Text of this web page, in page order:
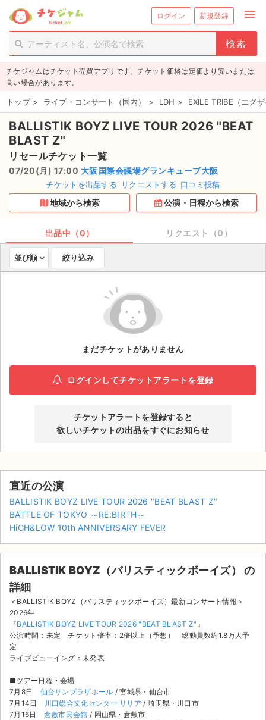
ログイン 新規登録 menu
person_add 新規会員登録
チケットを探す
新着チケット
値下げしたチケット
都道府県からチケットを探す
もうすぐ開催のチケット
チケットのリクエスト一覧
取扱チケット
ライブ・コンサート（国内）
ライブ・コンサート（海外）
演劇・ミュージカル
ご利用ガイド
ご利用ガイド
手数料・お支払い方法
よくある質問
お知らせ
チケジャムはチケット売買アプリです。チケット価格は定価より安いまたは
高い場合があります。
トップ > ライブ・コンサート（国内） > LDH > EXILE TRIBE（エグ
BALLISTIK BOYZ LIVE TOUR 2026 "BEAT
BLAST Z"
リセールチケット一覧
07/20(月) 17:00 大阪国際会議場グランキューブ大阪
チケットを出品する リクエストする 口コミ投稿
地域から検索 公演・日程から検索
出品中（0） リクエスト（0）
並び順 絞り込み
まだチケットがありません
ログインしてチケットアラートを登録
チケットアラートを登録すると
欲しいチケットの出品をすぐにお知らせ
直近の公演
BALLISTIK BOYZ LIVE TOUR 2026 "BEAT BLAST Z"
BATTLE OF TOKYO ～RE:BIRTH～
HiGH&LOW 10th ANNIVERSARY FEVER
BALLISTIK BOYZ（バリスティックボーイズ） の
詳細
＜BALLISTIK BOYZ（バリスティックボーイズ）最新コンサート情報＞
2026年
『BALLISTIK BOYZ LIVE TOUR 2026 "BEAT BLAST Z" 』
公演時間：未定 チケット倍率：2倍以上（予想） 総動員数約1.8万人予
定
ライブビューイング：未発表
■ツアー日程・会場
7月8日 仙台サンプラザホール / 宮城県・仙台市
7月14日
川口総合文化センター リリア / 埼玉県・川口市
7月16日 倉敷市民会館 / 岡山県・倉敷市